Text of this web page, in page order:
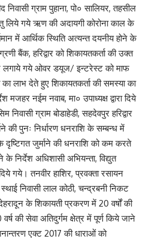
ग्राम पुहाना, पो० सालियर, तहसील
लिये गये ऋण की अदायगी कोरोना काल के
में आर्थिक स्थिति अत्यन्त दयनीय होने के
बैंक, हरिद्वार को शिकायतकर्ता की उक्त
लगाये गये ओवर डयूज/ इन्टरेस्ट को माफ
लाभ देते हुए शिकायतकर्ता की समस्या का
नईम नवाब, मा० उपाध्यक्ष द्वारा दिये
ग्राम बोडाहेडी, सहदेवपुर हरिद्वार
की पुनः निर्धारण धनराशि के सम्बन्ध में
दृष्टिगत जुर्माने की धनराशि को कम करते
निर्देश अधिशासी अभियन्ता, विद्युत
गये। तनवीर हाशिर, प्रवक्ता रसायन
स्थाई निवासी लाल कोठी, चन्द्रबनी निकट
के शिकायती प्रकरण में 20 वर्षों की
वर्ष की सेवा अतिदुर्गम क्षेत्र में पूर्ण किये जाने
एक्ट 2017 की धाराओं को